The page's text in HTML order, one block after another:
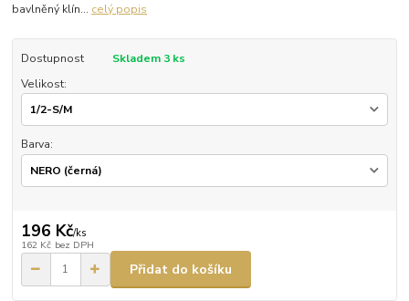
bavlněný klín... celý popis
Dostupnost
Skladem 3 ks
Velikost:
Barva:
196 Kč/ks
162 Kč bez DPH
Přidat do košíku